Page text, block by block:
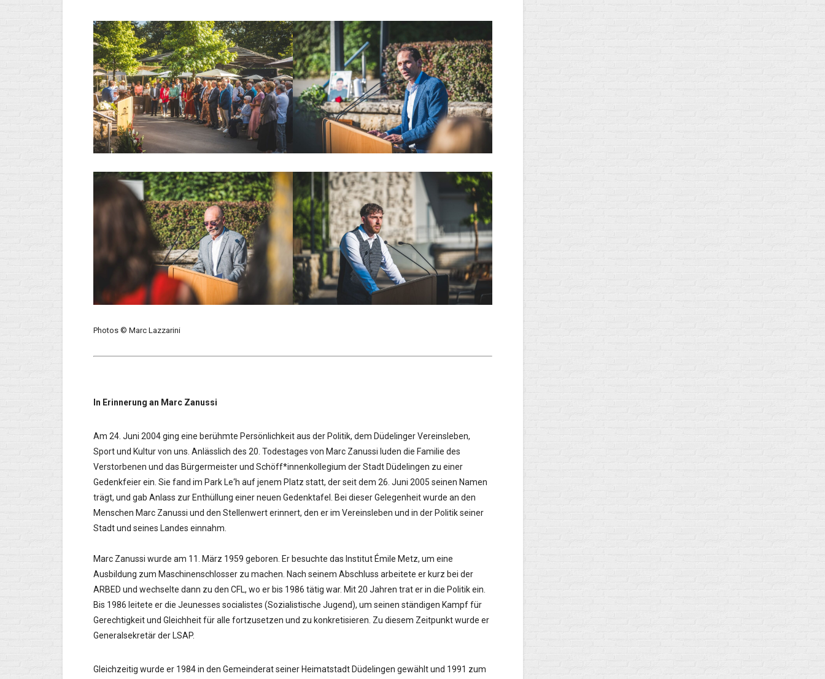
Photos © Marc Lazzarini
In Erinnerung an Marc Zanussi
Am 24. Juni 2004 ging eine berühmte Persönlichkeit aus der Politik, dem Düdelinger Vereinsleben,
Sport und Kultur von uns. Anlässlich des 20. Todestages von Marc Zanussi luden die Familie des
Verstorbenen und das Bürgermeister und Schöff*innenkollegium der Stadt Düdelingen zu einer
Gedenkfeier ein. Sie fand im Park Le‘h auf jenem Platz statt, der seit dem 26. Juni 2005 seinen Namen
trägt, und gab Anlass zur Enthüllung einer neuen Gedenktafel. Bei dieser Gelegenheit wurde an den
Menschen Marc Zanussi und den Stellenwert erinnert, den er im Vereinsleben und in der Politik seiner
Stadt und seines Landes einnahm.
Marc Zanussi wurde am 11. März 1959 geboren. Er besuchte das Institut Émile Metz, um eine
Ausbildung zum Maschinenschlosser zu machen. Nach seinem Abschluss arbeitete er kurz bei der
ARBED und wechselte dann zu den CFL, wo er bis 1986 tätig war. Mit 20 Jahren trat er in die Politik ein.
Bis 1986 leitete er die Jeunesses socialistes (Sozialistische Jugend), um seinen ständigen Kampf für
Gerechtigkeit und Gleichheit für alle fortzusetzen und zu konkretisieren. Zu diesem Zeitpunkt wurde er
Generalsekretär der LSAP.
Gleichzeitig wurde er 1984 in den Gemeinderat seiner Heimatstadt Düdelingen gewählt und 1991 zum